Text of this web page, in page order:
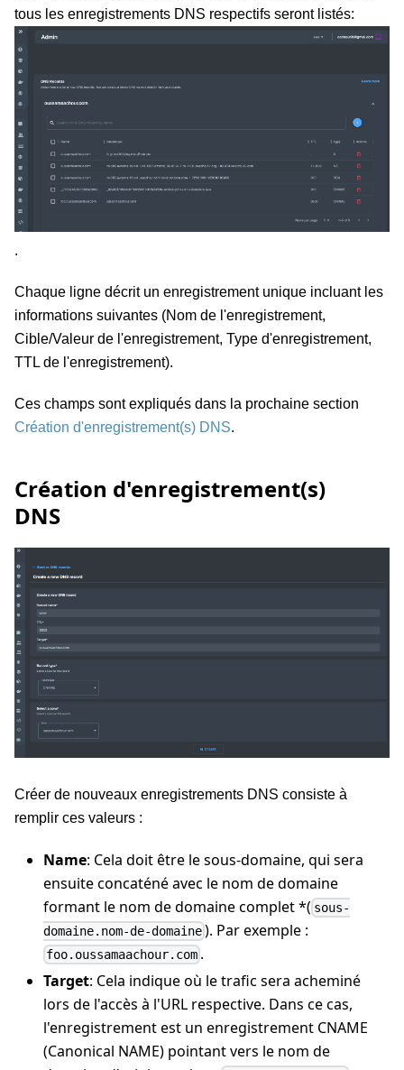
tous les enregistrements DNS respectifs seront listés:
.
Chaque ligne décrit un enregistrement unique incluant les
informations suivantes (Nom de l'enregistrement,
Cible/Valeur de l'enregistrement, Type d'enregistrement,
TTL de l'enregistrement).
Ces champs sont expliqués dans la prochaine section
Création d'enregistrement(s) DNS.
Création d'enregistrement(s)
DNS
Créer de nouveaux enregistrements DNS consiste à
remplir ces valeurs :
Name: Cela doit être le sous-domaine, qui sera
ensuite concaténé avec le nom de domaine
formant le nom de domaine complet *( sous-
domaine.nom-de-domaine). Par exemple :
foo.oussamaachour.com .
Target: Cela indique où le trafic sera acheminé
lors de l'accès à l'URL respective. Dans ce cas,
l'enregistrement est un enregistrement CNAME
(Canonical NAME) pointant vers le nom de